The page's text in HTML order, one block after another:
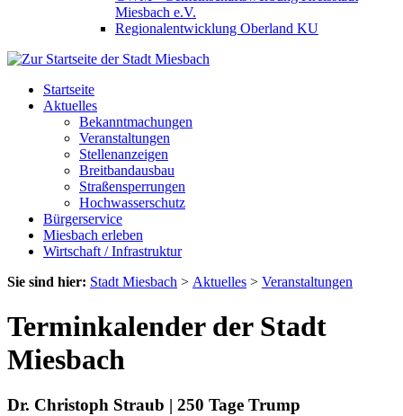
Miesbach e.V.
Regionalentwicklung Oberland KU
Startseite
Aktuelles
Bekanntmachungen
Veranstaltungen
Stellenanzeigen
Breitbandausbau
Straßensperrungen
Hochwasserschutz
Bürgerservice
Miesbach erleben
Wirtschaft / Infrastruktur
Sie sind hier: Stadt Miesbach > Aktuelles > Veranstaltungen
Terminkalender der Stadt
Miesbach
Dr. Christoph Straub | 250 Tage Trump